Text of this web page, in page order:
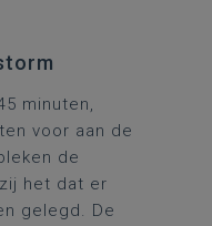
minuten,
voor aan de
de
het dat er
gelegd. De